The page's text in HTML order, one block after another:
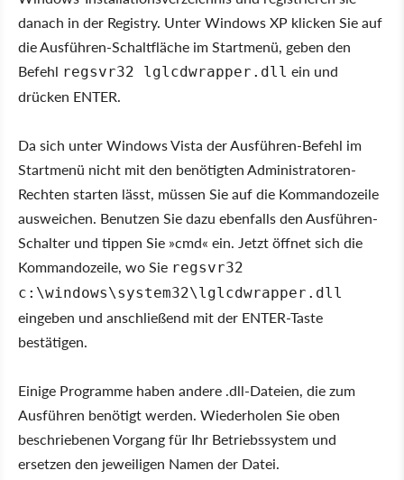
danach in der Registry. Unter Windows XP klicken Sie auf
die Ausführen-Schaltfläche im Startmenü, geben den
Befehl regsvr32 lglcdwrapper.dll ein und
drücken ENTER.
Da sich unter Windows Vista der Ausführen-Befehl im
Startmenü nicht mit den benötigten Administratoren-
Rechten starten lässt, müssen Sie auf die Kommandozeile
ausweichen. Benutzen Sie dazu ebenfalls den Ausführen-
Schalter und tippen Sie »cmd« ein. Jetzt öffnet sich die
Kommandozeile, wo Sie regsvr32
c:\windows\system32\lglcdwrapper.dll
eingeben und anschließend mit der ENTER-Taste
bestätigen.
Einige Programme haben andere .dll-Dateien, die zum
Ausführen benötigt werden. Wiederholen Sie oben
beschriebenen Vorgang für Ihr Betriebssystem und
ersetzen den jeweiligen Namen der Datei.